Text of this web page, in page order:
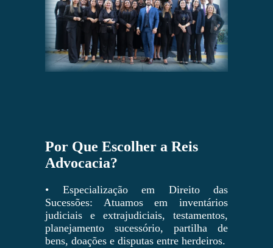
Por Que Escolher a Reis
Advocacia?
• Especialização em Direito das
Sucessões: Atuamos em inventários
judiciais e extrajudiciais, testamentos,
planejamento sucessório, partilha de
bens, doações e disputas entre herdeiros.